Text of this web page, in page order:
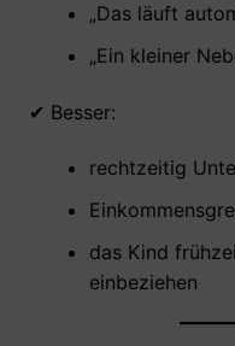
„Das läuft
„Ein kleiner
✔ Besser:
rechtzeitig
das Kind
einbeziehen